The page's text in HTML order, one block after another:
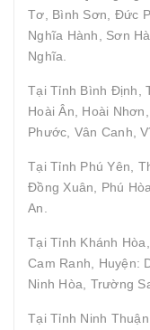
Tơ, Bình Sơn, Đức
Nghĩa Hành, Sơn
Nghĩa.
Tại Tỉnh Bình Định,
Hoài Ân, Hoài
Phước, Vân Canh,
Tại Tỉnh Phú Yên,
Đồng Xuân, Phú
An.
Tại Tỉnh Khánh
Cam Ranh, Huyện:
Ninh Hòa, Trường
Tại Tỉnh Ninh